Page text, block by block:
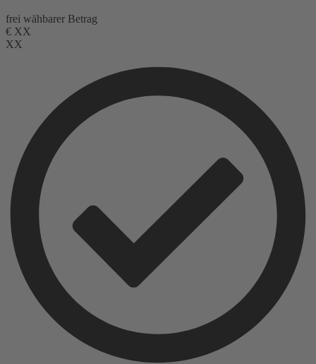
frei wähbarer Betrag
€ XX
XX